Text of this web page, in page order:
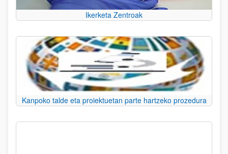
Ikerketa Zentroak
Kanpoko talde eta proiektuetan parte hartzeko prozedura